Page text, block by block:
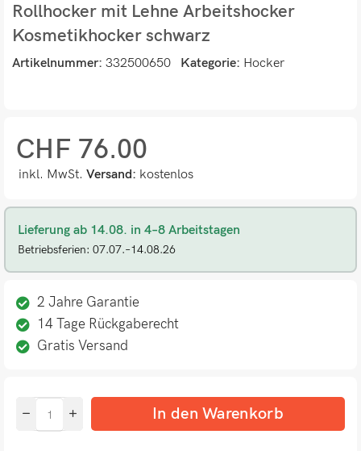
Rollhocker mit Lehne Arbeitshocker
Kosmetikhocker schwarz
Artikelnummer: 332500650 Kategorie: Hocker
CHF 76.00
inkl. MwSt. Versand: kostenlos
Lieferung ab 14.08. in 4–8 Arbeitstagen
Betriebsferien: 07.07.–14.08.26
2 Jahre Garantie
14 Tage Rückgaberecht
Gratis Versand
In den Warenkorb